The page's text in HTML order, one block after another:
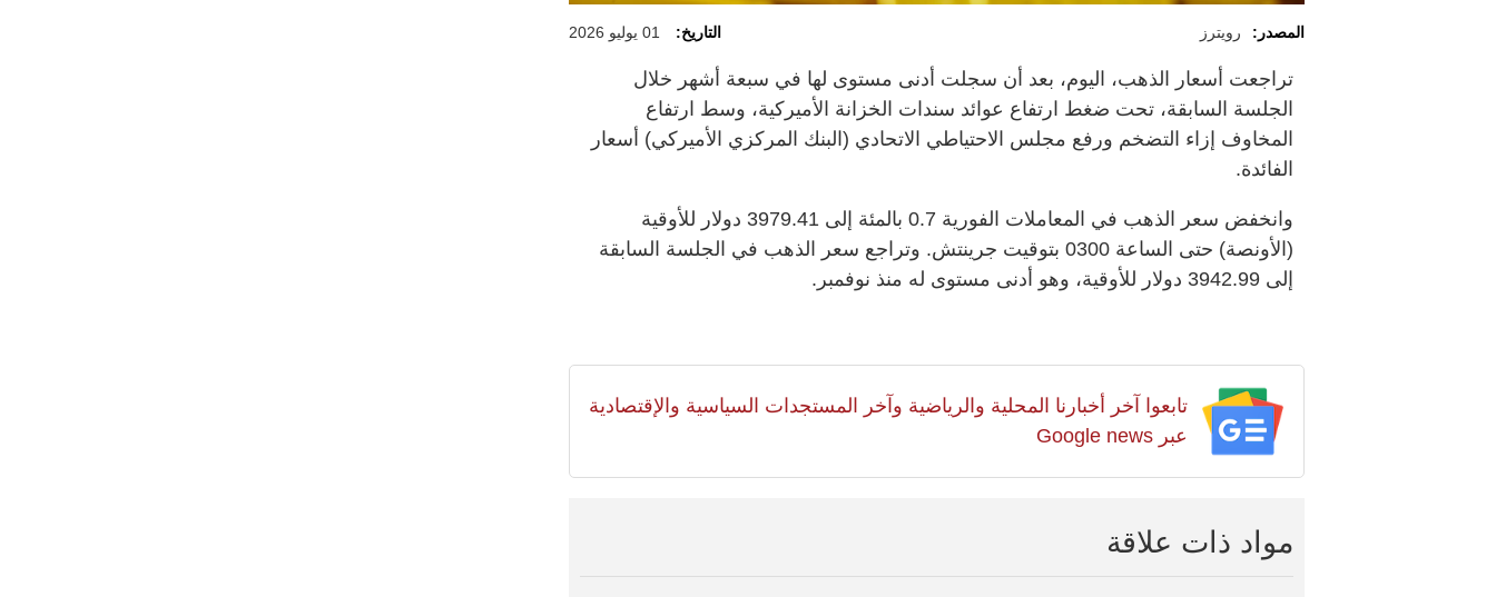
المصدر: رويترز التاريخ: 01 يوليو 2026
تراجعت أسعار الذهب، اليوم، بعد أن سجلت أدنى مستوى لها في سبعة أشهر خلال
الجلسة السابقة، تحت ضغط ارتفاع عوائد سندات الخزانة الأميركية، ​وسط ارتفاع
المخاوف إزاء التضخم ورفع مجلس الاحتياطي الاتحادي (البنك المركزي الأميركي) أسعار
الفائدة.
وانخفض سعر الذهب في المعاملات الفورية 0.7 بالمئة إلى 3979.41 دولار للأوقية
(الأونصة) حتى الساعة 0300 ​بتوقيت جرينتش. وتراجع سعر الذهب في الجلسة السابقة
إلى 3942.99 دولار للأوقية، ​وهو أدنى مستوى له منذ نوفمبر.
تابعوا آخر أخبارنا المحلية والرياضية وآخر المستجدات السياسية والإقتصادية
عبر Google news
مواد ذات علاقة